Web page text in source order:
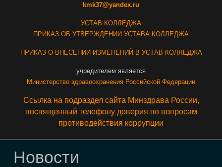
kmk37@yandex.ru
УСТАВ КОЛЛЕДЖА
ПРИКАЗ ОБ УТВЕРЖДЕНИИ УСТАВА КОЛЛЕДЖА
ПРИКАЗ О ВНЕСЕНИИ ИЗМЕНЕНИЙ В УСТАВ КОЛЛЕДЖА
учредителем является
Министерство здравоохранения Российской Федерации
Ссылка на подраздел сайта Минздрава России,
посвященный телефону доверия по вопросам
противодействия коррупции
Новости